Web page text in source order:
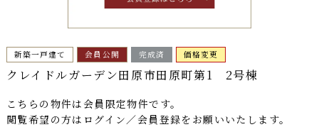
新築一戸建て 会員公開 完成済 価格変更
クレイドルガーデン田原市田原町第1 2号棟
こちらの物件は 会員限定物件です。
閲覧希望の方はログイン／会員登録をお願いいたします。